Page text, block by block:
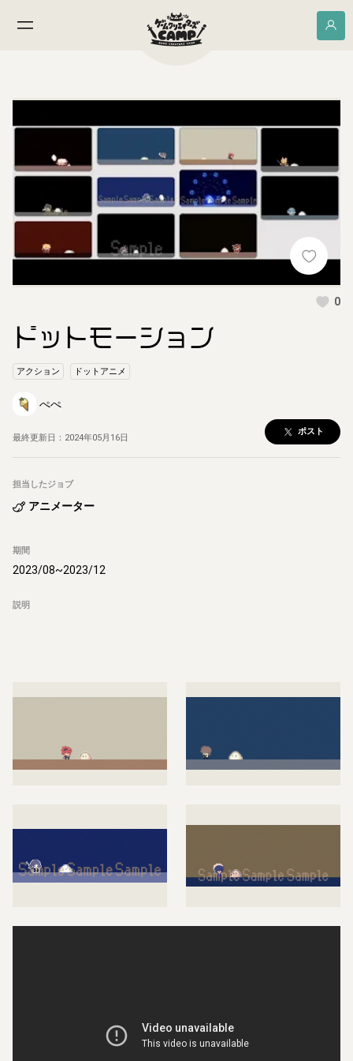
0
ドットモーション
アクション ドットアニメ
ぺぺ
最終更新日： 2024年05月16日
ポスト
担当したジョブ
アニメーター
期間
2023/08~2023/12
説明